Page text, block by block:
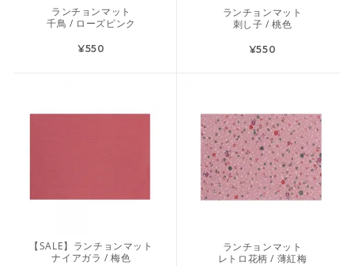
ランチョンマット
千鳥 / ローズピンク
¥550
ランチョンマット
刺し子 / 桃色
¥550
【SALE】ランチョンマット
ナイアガラ / 梅色
ランチョンマット
レトロ花柄 / 薄紅梅